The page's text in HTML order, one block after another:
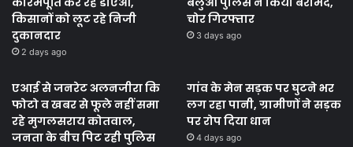
किसानों को लूट रहे निजी
दुकानदार
2 days ago
चोर गिरफ्तार
3 days ago
एआई से जनरेट अलनजीरा कि
फोटो व खबर से फूले नहीं समा
रहे मुगलसराय कोतवाल,
जनता के बीच पिट रही पुलिस
गांव के मेन सड़क पर घुटने भर
लग रहा पानी, ग्रामीणों ने सड़क
पर रोप दिया धान
4 days ago